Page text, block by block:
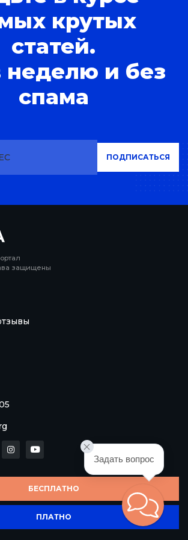
крутых
статей.
неделю и без
спама
защищены
БЕСПЛАТНО
ПЛАТНО
Задать вопрос